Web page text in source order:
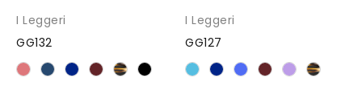
I Leggeri
GG132
I Leggeri
GG127